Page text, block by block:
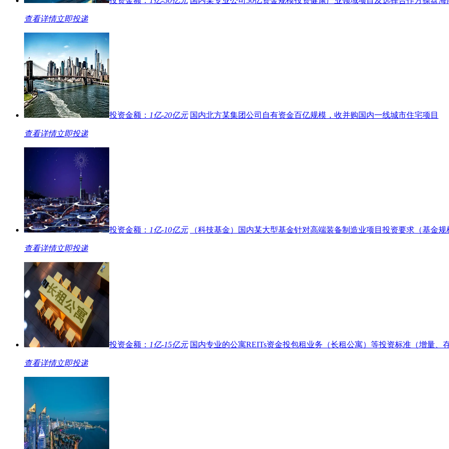
[债权投资](重点针对中小房企）企业自有资金针对房地产企业抵押贷
款、土地前融项目的要求
[基金信托]（京津冀产业基金）国内某大型基金针对京津冀地区产业投资
基金要求（首期规模100亿）
[基金信托]（中医药基金）国内某大型基金针对中医药大健康项目投资要
求（首期规模50亿）06-25
[股权投资]（科技基金）国内某大型基金针对高端装备制造业项目投资要
求（基金规模480亿）06-17
[债权投资]某金融发展集团针对百强企业土地前融、在建项目融资、商票
保贴现等业务推荐06-04
[债权投资]某上市企业针对地产企业3000万以内的前融、流动资金融资及
包销业务推荐05-24
查看详情立即投递
投资金额： 1亿-20亿元 国内北方某集团公司自有资金百亿规模，收并购国内一线城市住宅项目
查看详情立即投递
投资金额： 1亿-10亿元 （科技基金）国内某大型基金针对高端装备制造业项目投资要求（基金规
查看详情立即投递
投资金额： 1亿-15亿元 国内专业的公寓REITs资金投包租业务（长租公寓）等投资标准（增量、
查看详情立即投递